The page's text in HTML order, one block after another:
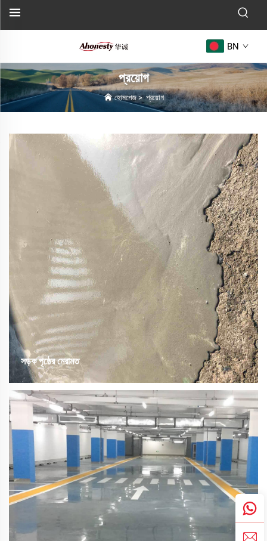
BN
প্রয়োগ
হোমপেজ>প্রয়োগ
সড়ক পৃষ্ঠের মেরামত
সড়ক মেরামত উপকরণ হল একটি উচ্চ-কার্যকরী পলিমার কম্পোজিট, যা বিশেষ অজৈব উপকরণ,
হয়েছে। এটি নিরাপদ, পরিবেশ-বান্ধব এবং সহজ প্রয়োগযোগ্য...